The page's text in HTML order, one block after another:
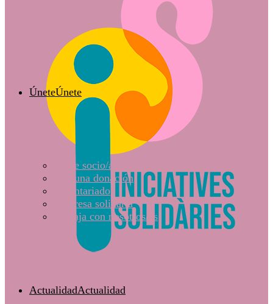
ÚneteÚnete
Hazte socio/a
Haz una donación
Voluntariado
Empresa solidaria
Trabaja con nosotros/as
ActualidadActualidad